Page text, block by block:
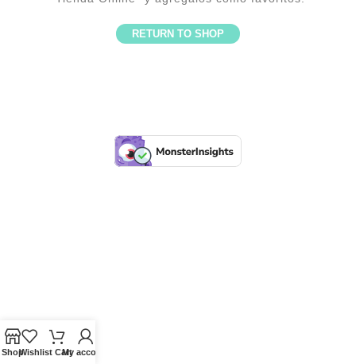
RETURN TO SHOP
ShopWishlist Cart
My account